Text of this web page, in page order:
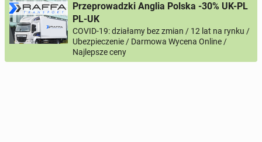
Przeprowadzki Anglia Polska -30% UK-PL
PL-UK
COVID-19: działamy bez zmian / 12 lat na rynku /
Ubezpieczenie / Darmowa Wycena Online /
Najlepsze ceny